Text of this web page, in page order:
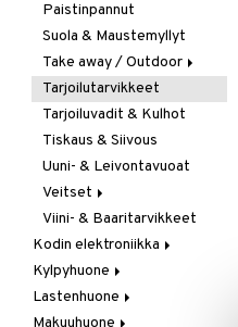
Snapsi- & Aveclasit
Viinilasit
Whiskey- & Konjakkilasit
Syvät lautaset
Paistinpannut
Suola & Maustemyllyt
Take away / Outdoor
Eväslaatikot
Pullot
Termoskannut
Termosmukit
Tarjoilutarvikkeet
Tarjoiluvadit & Kulhot
Tiskaus & Siivous
Uuni- & Leivontavuoat
Veitset
Erityisveitset
Keittiöveitset
Kuorinta- &
Vihannesveitset
Leikkuulaudat
Viini- & Baaritarvikkeet
Kodin elektroniikka
Ääni
Kylpyhuone
Kylpyhuoneen sisustus
Kylpyhuoneen tarvikkeita
Lastenhuone
Kylpyhuoneen koristelu
Makuuhuone